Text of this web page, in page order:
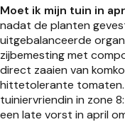
Moet ik mijn tuin in
nadat de planten
uitgebalanceerde
zijbemesting met
direct zaaien van
hittetolerante tomaten.
tuiniervriendin in zone
een late vorst in april